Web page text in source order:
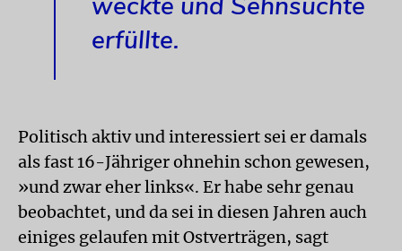
erfüllte.
Politisch aktiv und interessiert sei er damals
als fast 16-Jähriger ohnehin schon gewesen,
»und zwar eher links«. Er habe sehr genau
beobachtet, und da sei in diesen Jahren auch
einiges gelaufen mit Ostverträgen, sagt